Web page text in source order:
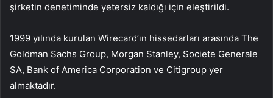
şirketin denetiminde yetersiz kaldığı için eleştirildi.
1999 yılında kurulan Wirecard’ın hissedarları arasında The
Goldman Sachs Group, Morgan Stanley, Societe Generale
SA, Bank of America Corporation ve Citigroup yer
almaktadır.